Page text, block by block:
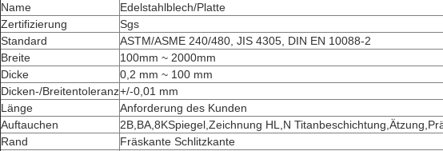
Name
Edelstahlblech/Platte
Zertifizierung
Sgs
Standard
ASTM/ASME 240/480, JIS 4305, DIN EN 10088-2
Breite
100mm ~ 2000mm
Dicke
0,2 mm ~ 100 mm
Dicken-/Breitentoleranz+/-0,01 mm
Länge
Anforderung des Kunden
Auftauchen
2B,BA,8KSpiegel,Zeichnung HL,N
Rand
Fräskante Schlitzkante